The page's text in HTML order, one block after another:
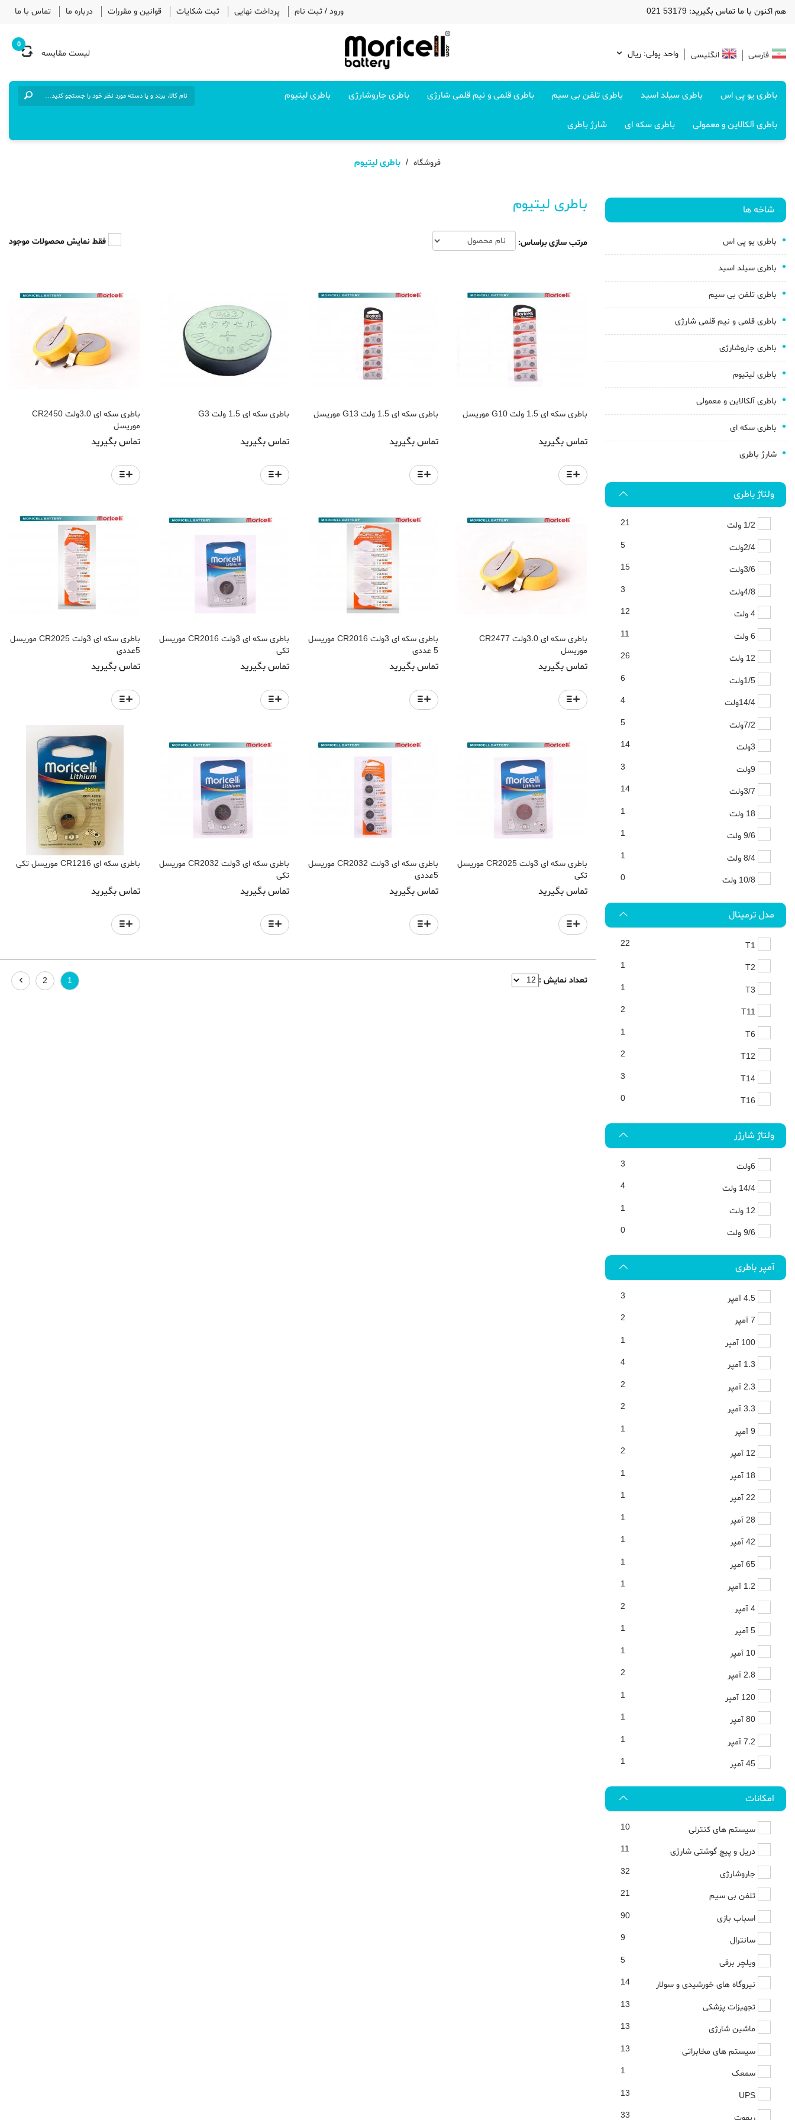
هم اکنون با ما تماس بگیرید: 53179 021 ورود / ثبت نام پرداخت نهایی ثبت شکایات قوانین و مقررات درباره ما تماس با ما
فارسی انگلیسی واحد پولی: ريال لیست مقایسه
0
باطری یو پی اس باطری سیلد اسید باطری تلفن بی سیم باطری قلمی و نیم قلمی شارژی باطری جاروشارژی باطری لیتیوم
باطری آلکالاین و معمولی باطری سکه ای شارژ باطری
فروشگاه باطری لیتیوم
شاخه ها
باطری یو پی اس
باطری سیلد اسید
باطری تلفن بی سیم
باطری قلمی و نیم قلمی شارژی
باطری جاروشارژی
باطری لیتیوم
باطری آلکالاین و معمولی
باطری سکه ای
شارژ باطری
ولتاژ باطری
21
5
15
3
12
11
26
6
4
5
14
3
14
1
1
1
0
مدل ترمینال
22
1
1
2
1
2
3
0
ولتاژ شارژر
3
4
1
0
آمپر باطری
3
2
1
4
2
2
1
2
1
1
1
1
1
1
2
1
1
2
1
1
1
1
امکانات
سیستم های کنترلی 10
دریل و پیچ گوشتی شارژی 11
جاروشارژی 32
تلفن بی سیم 21
اسباب بازی 90
سانترال 9
ویلچر برقی 5
نیروگاه های خورشیدی و سولار 14
تجهیزات پزشکی 13
ماشین شارژی 13
سیستم های مخابراتی 13
سمعک 1
13
ریموت 33
باطری لیتیوم
مرتب سازی براساس: فقط نمایش محصولات موجود
باطری سکه ای 1.5 ولت G10 موریسل
تماس بگیرید
باطری سکه ای 1.5 ولت G13 موریسل
تماس بگیرید
باطری سکه ای 1.5 ولت G3
تماس بگیرید
باطری سکه ای 3.0ولت CR2450
موریسل
تماس بگیرید
باطری سکه ای 3.0ولت CR2477
موریسل
تماس بگیرید
باطری سکه ای 3ولت CR2016 موریسل
5 عددی
تماس بگیرید
باطری سکه ای 3ولت CR2016 موریسل
تکی
تماس بگیرید
باطری سکه ای 3ولت CR2025 موریسل
5عددی
تماس بگیرید
باطری سکه ای 3ولت CR2025 موریسل
تکی
تماس بگیرید
باطری سکه ای 3ولت CR2032 موریسل
5عددی
تماس بگیرید
باطری سکه ای 3ولت CR2032 موریسل
تکی
تماس بگیرید
باطری سکه ای CR1216 موریسل تکی
تماس بگیرید
تعداد نمایش : 1
2